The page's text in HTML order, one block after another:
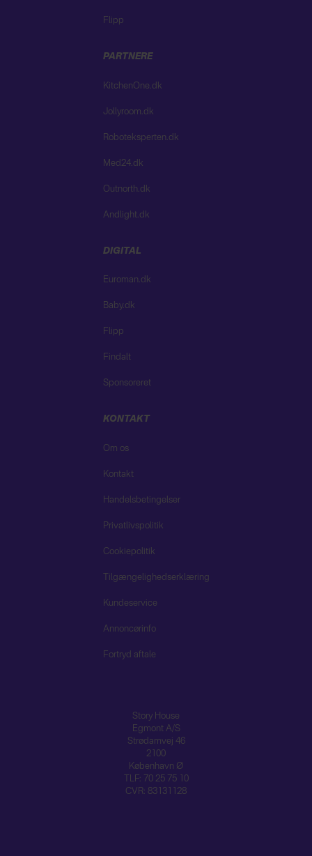
Flipp
PARTNERE
KitchenOne.dk
Jollyroom.dk
Roboteksperten.dk
Med24.dk
Outnorth.dk
Andlight.dk
DIGITAL
Euroman.dk
Baby.dk
Flipp
Findalt
Sponsoreret
KONTAKT
Om os
Kontakt
Handelsbetingelser
Privatlivspolitik
Cookiepolitik
Tilgængelighedserklæring
Kundeservice
Annoncørinfo
Fortryd aftale
Story House
Egmont A/S
Strødamvej 46
2100
København Ø
TLF: 70 25 75 10
CVR: 83131128